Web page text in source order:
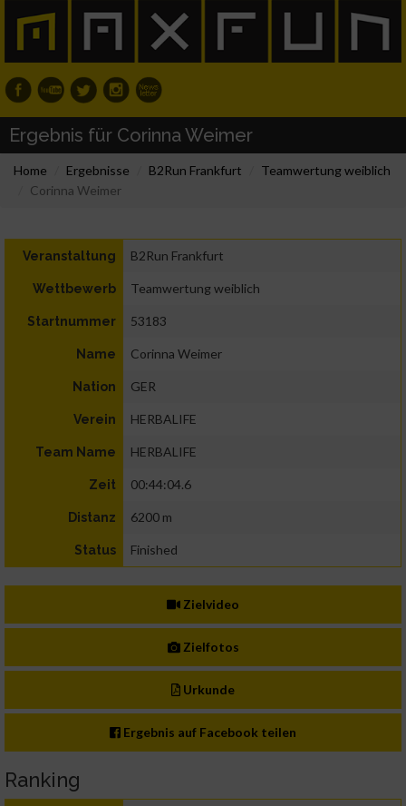
Ergebnis für Corinna Weimer
Home Ergebnisse B2Run Frankfurt
Teamwertung weiblich
Corinna Weimer
Veranstaltung B2Run Frankfurt
Wettbewerb Teamwertung weiblich
Startnummer 53183
Name Corinna Weimer
Nation GER
Verein HERBALIFE
Team Name HERBALIFE
Zeit 00:44:04.6
Distanz 6200 m
Status Finished
Zielvideo
Zielfotos
Urkunde
Ergebnis auf Facebook teilen
Ranking